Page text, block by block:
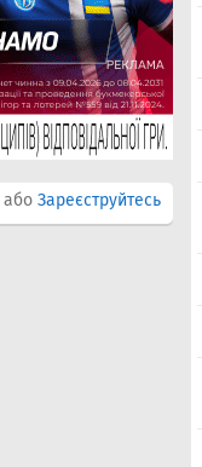
або Зареєструйтесь